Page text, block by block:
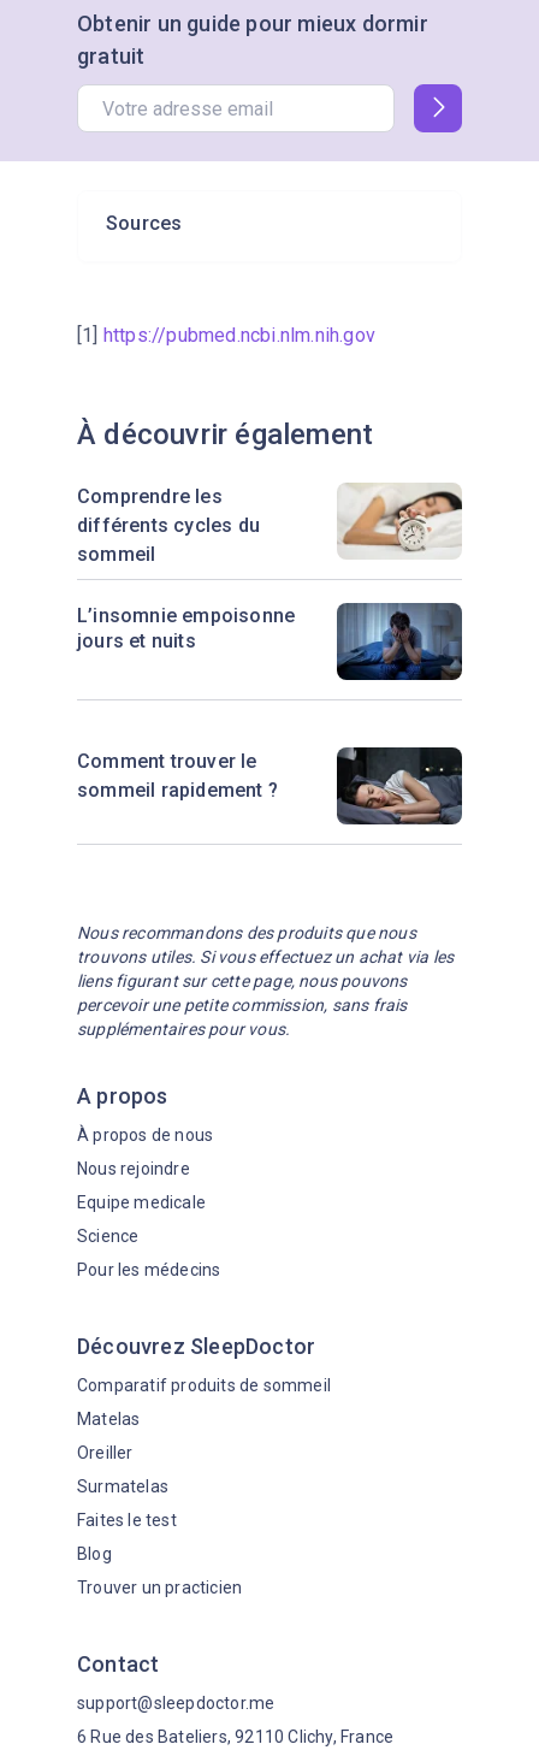
pendant une décennie ou plus. Les
changements de mode de vie et
les options médicales peuvent
aider à gérer l'inconfort.
De bonnes habitudes de sommeil,
un exercice régulier et la gestion
du stress peuvent améliorer le
sommeil. Il est également utile
d'éviter la caféine, de respecter un
horaire de sommeil régulier et de
l'insomnie persiste, parlez à un
Obtenir un guide pour mieux dormir
gratuit
Sources
[1] https://pubmed.ncbi.nlm.nih.gov
À découvrir également
Comprendre les
différents cycles du
sommeil
Comment trouver le
sommeil rapidement ?
L’insomnie empoisonne
jours et nuits
A propos
Découvrez SleepDoctor
Contact
Nous recommandons des produits que nous
trouvons utiles. Si vous effectuez un achat via les
liens figurant sur cette page, nous pouvons
percevoir une petite commission, sans frais
supplémentaires pour vous.
Nous rejoindre
Equipe medicale
Science
Matelas
Comparatif produits de sommeil
Oreiller
Surmatelas
Blog
Trouver un practicien
Faites le test
Pour les médecins
support@sleepdoctor.me
6 Rue des Bateliers, 92110 Clichy, France
À propos de nous